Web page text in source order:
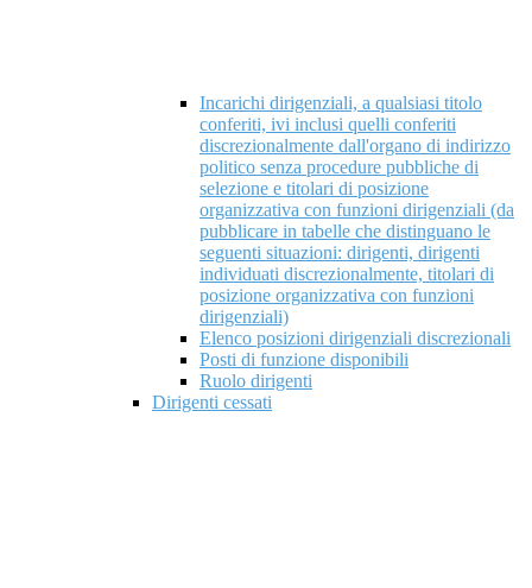
Incarichi dirigenziali, a qualsiasi titolo
conferiti, ivi inclusi quelli conferiti
discrezionalmente dall'organo di indirizzo
politico senza procedure pubbliche di
selezione e titolari di posizione
organizzativa con funzioni dirigenziali (da
pubblicare in tabelle che distinguano le
seguenti situazioni: dirigenti, dirigenti
individuati discrezionalmente, titolari di
posizione organizzativa con funzioni
dirigenziali)
Elenco posizioni dirigenziali discrezionali
Posti di funzione disponibili
Ruolo dirigenti
Dirigenti cessati